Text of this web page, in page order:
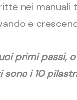
nei
e
primi passi,
sono i 10